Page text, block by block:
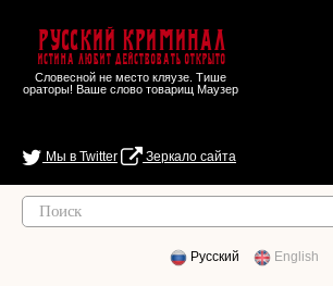
Русский Криминал
Истина любит действовать открыто
Словесной не место кляузе. Тише
ораторы! Ваше слово товарищ Маузер
Мы в Twitter Зеркало сайта
Русский English